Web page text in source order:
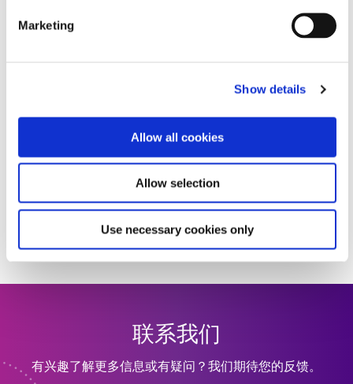
Marketing
Show details
Allow all cookies
Allow selection
Use necessary cookies only
栋大厦12层 1202-
合作伙伴网络
Dymax通过授权销售合作伙伴和分销商网络分销产品。
查找您所在地区的合作伙伴
联系我们
有兴趣了解更多信息或有疑问？我们期待您的反馈。